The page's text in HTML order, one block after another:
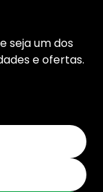
seja um dos
e ofertas.